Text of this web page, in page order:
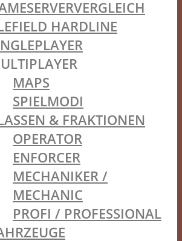
HARDLINE
MAPS
SPIELMODI
& FRAKTIONEN
OPERATOR
ENFORCER
MECHANIKER /
MECHANIC
PROFI / PROFESSIONAL